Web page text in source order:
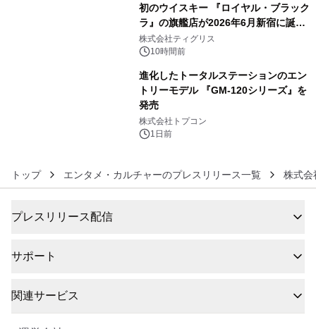
初のウイスキー 『ロイヤル・ブラック
ラ』の旗艦店が2026年6月新宿に誕
生 バカルディ ジャパンと連携した
没入型バー「BAR Arca」
株式会社ティグリス
10時間前
進化したトータルステーションのエン
トリーモデル 『GM-120シリーズ』を
発売
株式会社トプコン
1日前
トップ エンタメ・カルチャーのプレスリリース一覧 株式会
プレスリリース配信
サポート
関連サービス